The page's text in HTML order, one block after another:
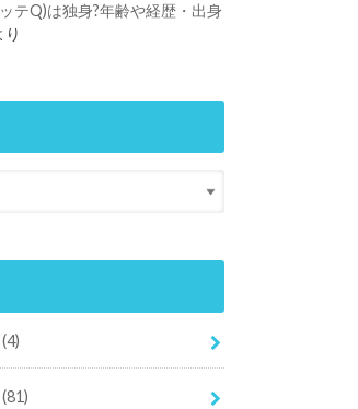
テQ)は独身?年齢や経歴・出身
り
(4)
(81)